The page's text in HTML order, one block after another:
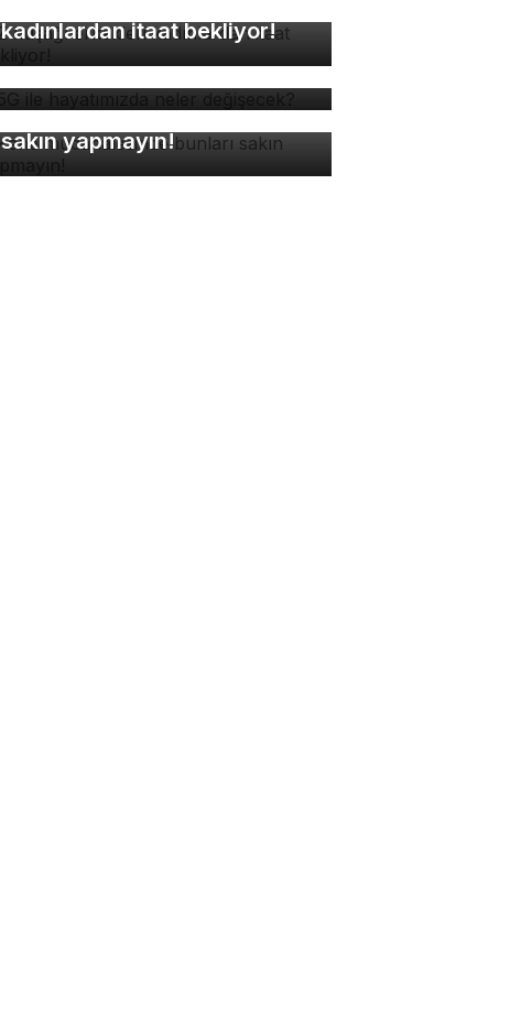
kadınlardan itaat bekliyor!
5G ile hayatımızda neler
değişecek?
Kene müdahalesinde bunları
sakın yapmayın!